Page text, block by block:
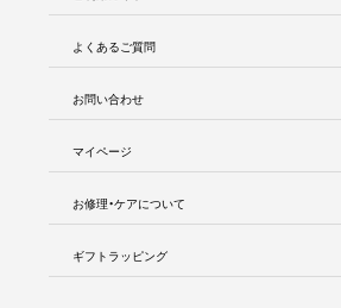
よくあるご質問
お問い合わせ
マイページ
お修理・ケアについて
ギフトラッピング